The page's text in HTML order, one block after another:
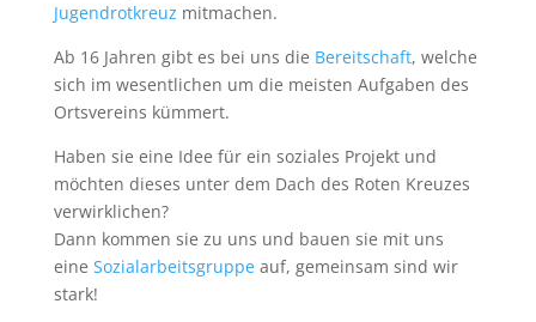
Jugendrotkreuz mitmachen.
Ab 16 Jahren gibt es bei uns die Bereitschaft, welche
sich im wesentlichen um die meisten Aufgaben des
Ortsvereins kümmert.
Haben sie eine Idee für ein soziales Projekt und
möchten dieses unter dem Dach des Roten Kreuzes
verwirklichen?
Dann kommen sie zu uns und bauen sie mit uns
eine Sozialarbeitsgruppeauf, gemeinsam sind wir
stark!